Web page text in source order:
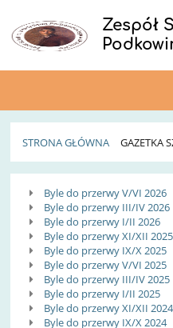
Zespół
STRONA GŁÓWNA GAZETKA
Gazetka
Szkolna
Byle do przerwy V/VI 2026
Byle do przerwy III/IV 2026
Byle do przerwy I/II 2026
Byle do przerwy XI/XII 2025
Byle do przerwy IX/X 2025
Byle do przerwy V/VI 2025
Byle do przerwy III/IV 2025
Byle do przerwy I/II 2025
Byle do przerwy XI/XII 2024
Byle do przerwy IX/X 2024